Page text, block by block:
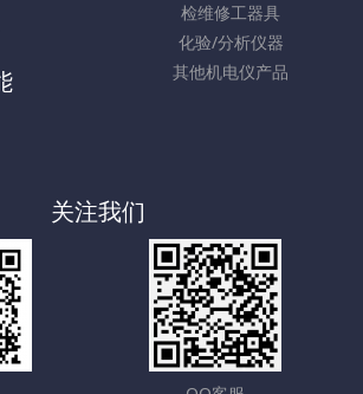
检维修工器具
化验/分析仪器
其他机电仪产品
关注我们